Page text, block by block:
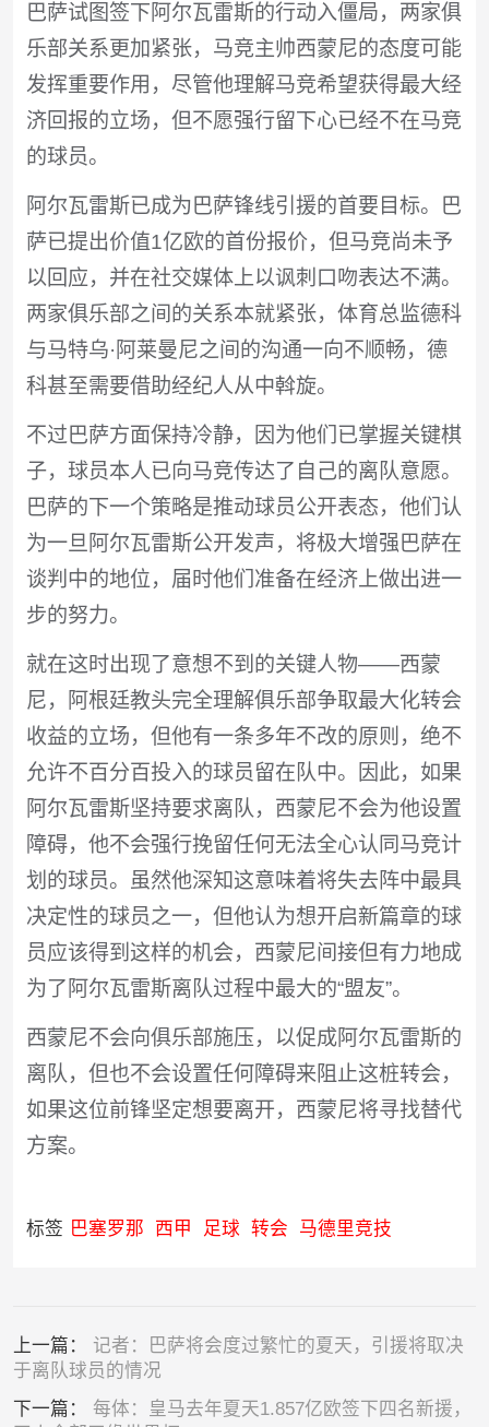
巴萨试图签下阿尔瓦雷斯的行动入僵局，两家俱
乐部关系更加紧张，马竞主帅西蒙尼的态度可能
发挥重要作用，尽管他理解马竞希望获得最大经
济回报的立场，但不愿强行留下心已经不在马竞
的球员。
阿尔瓦雷斯已成为巴萨锋线引援的首要目标。巴
萨已提出价值1亿欧的首份报价，但马竞尚未予
以回应，并在社交媒体上以讽刺口吻表达不满。
两家俱乐部之间的关系本就紧张，体育总监德科
与马特乌·阿莱曼尼之间的沟通一向不顺畅，德
科甚至需要借助经纪人从中斡旋。
不过巴萨方面保持冷静，因为他们已掌握关键棋
子，球员本人已向马竞传达了自己的离队意愿。
巴萨的下一个策略是推动球员公开表态，他们认
为一旦阿尔瓦雷斯公开发声，将极大增强巴萨在
谈判中的地位，届时他们准备在经济上做出进一
步的努力。
就在这时出现了意想不到的关键人物——西蒙
尼，阿根廷教头完全理解俱乐部争取最大化转会
收益的立场，但他有一条多年不改的原则，绝不
允许不百分百投入的球员留在队中。因此，如果
阿尔瓦雷斯坚持要求离队，西蒙尼不会为他设置
障碍，他不会强行挽留任何无法全心认同马竞计
划的球员。虽然他深知这意味着将失去阵中最具
决定性的球员之一，但他认为想开启新篇章的球
员应该得到这样的机会，西蒙尼间接但有力地成
为了阿尔瓦雷斯离队过程中最大的“盟友”。
西蒙尼不会向俱乐部施压，以促成阿尔瓦雷斯的
离队，但也不会设置任何障碍来阻止这桩转会，
如果这位前锋坚定想要离开，西蒙尼将寻找替代
方案。
标签 巴塞罗那 西甲 足球 转会 马德里竞技
上一篇： 记者：巴萨将会度过繁忙的夏天，引援将取决
于离队球员的情况
下一篇： 每体：皇马去年夏天1.857亿欧签下四名新援，